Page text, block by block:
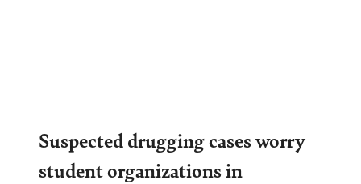
Suspected drugging cases worry
student organizations in